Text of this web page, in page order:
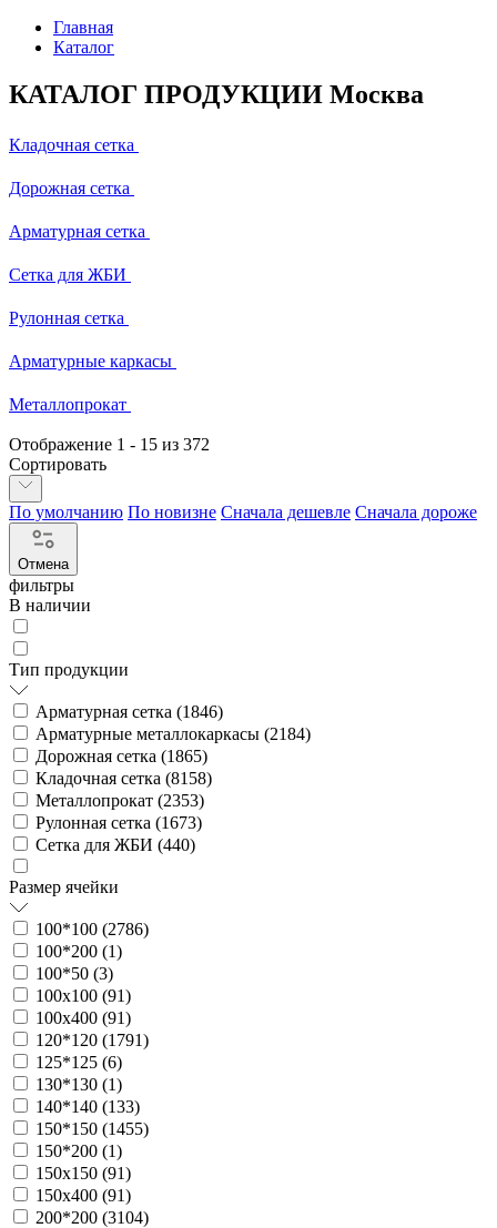
Главная
Каталог
КАТАЛОГ ПРОДУКЦИИ Москва
Кладочная сетка
Дорожная сетка
Арматурная сетка
Сетка для ЖБИ
Рулонная сетка
Арматурные каркасы
Металлопрокат
Отображение 1 - 15 из 372
Сортировать
По умолчанию По новизне Сначала дешевле Сначала дороже
Отмена
фильтры
В наличии
Тип продукции
Арматурная сетка (1846)
Арматурные металлокаркасы (2184)
Дорожная сетка (1865)
Кладочная сетка (8158)
Металлопрокат (2353)
Рулонная сетка (1673)
Сетка для ЖБИ (440)
Размер ячейки
100*100 (2786)
100*200 (1)
100*50 (3)
100х100 (91)
100х400 (91)
120*120 (1791)
125*125 (6)
130*130 (1)
140*140 (133)
150*150 (1455)
150*200 (1)
150х150 (91)
150х400 (91)
200*200 (3104)